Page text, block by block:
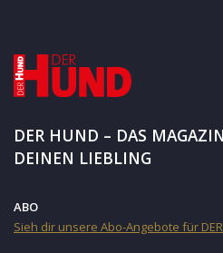
DER HUND – DAS
DEINEN LIEBLING
ABO
Sieh dir unsere Abo-Angebote für